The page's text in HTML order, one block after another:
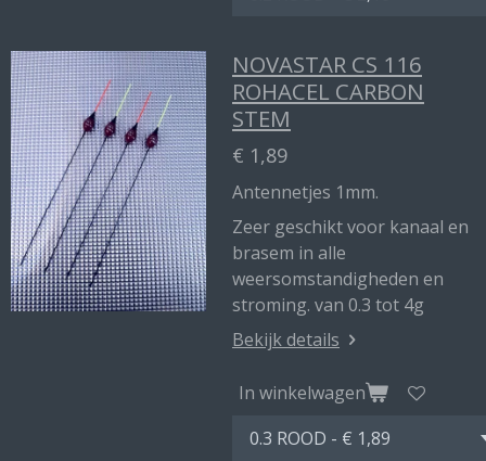
NOVASTAR CS 116
ROHACEL CARBON
STEM
€ 1,89
Antennetjes 1mm.
Zeer geschikt voor kanaal en
brasem in alle
weersomstandigheden en
stroming. van 0.3 tot 4g
Bekijk details
In winkelwagen